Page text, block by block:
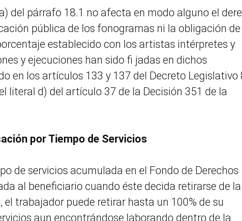
del párrafo 18.1 no afecta en modo alguno el
pública de los fonogramas ni la obligación de
establecido con los artistas intérpretes y
y ejecuciones han sido fi jadas en dichos
en los artículos 133 y 137 del Decreto Legislativo
literal d) del artículo 37 de la Decisión 351 de la
por Tiempo de Servicios
de servicios acumulada en el Fondo de Derechos
al beneficiario cuando éste decida retirarse de la
trabajador puede retirar hasta un 100% de su
aun encontrándose laborando dentro de la